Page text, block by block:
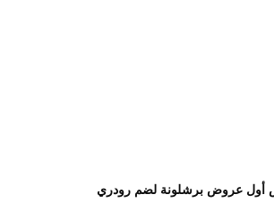
أول عروض برشلونة لضم رودري